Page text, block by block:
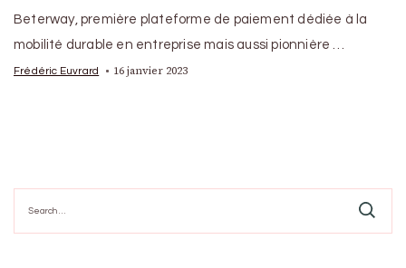
Beterway, première plateforme de paiement dédiée à la
mobilité durable en entreprise mais aussi pionnière …
Frédéric Euvrard 16 janvier 2023
for: